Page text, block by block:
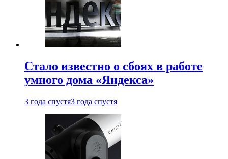
Стало известно о сбоях в работе
умного дома «Яндекса»
3 года спустя3 года спустя